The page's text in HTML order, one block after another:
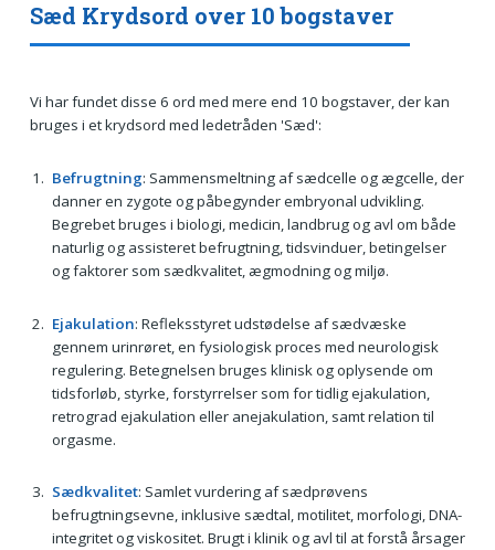
Sæd Krydsord over 10 bogstaver
Vi har fundet disse 6 ord med mere end 10 bogstaver, der kan
bruges i et krydsord med ledetråden 'Sæd':
Befrugtning: Sammensmeltning af sædcelle og ægcelle, der
danner en zygote og påbegynder embryonal udvikling.
Begrebet bruges i biologi, medicin, landbrug og avl om både
naturlig og assisteret befrugtning, tidsvinduer, betingelser
og faktorer som sædkvalitet, ægmodning og miljø.
Ejakulation: Refleksstyret udstødelse af sædvæske
gennem urinrøret, en fysiologisk proces med neurologisk
regulering. Betegnelsen bruges klinisk og oplysende om
tidsforløb, styrke, forstyrrelser som for tidlig ejakulation,
retrograd ejakulation eller anejakulation, samt relation til
orgasme.
Sædkvalitet: Samlet vurdering af sædprøvens
befrugtningsevne, inklusive sædtal, motilitet, morfologi, DNA-
integritet og viskositet. Brugt i klinik og avl til at forstå årsager